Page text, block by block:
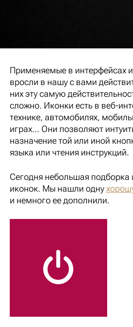
Применяемые в интерфейсах
вросли в нашу с вами
них эту самую
сложно. Иконки есть в веб-
технике, автомобилях,
играх... Они позволяют
назначение той или иной
языка или чтения инструкций.
Сегодня небольшая подборка
иконок. Мы нашли одну
и немного ее дополнили.